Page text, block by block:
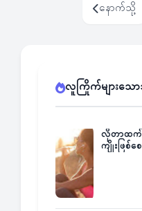
နောက်သို့
လူကြိုက်များသေ
လိုတာထက်
ကျိုးဖြစ်